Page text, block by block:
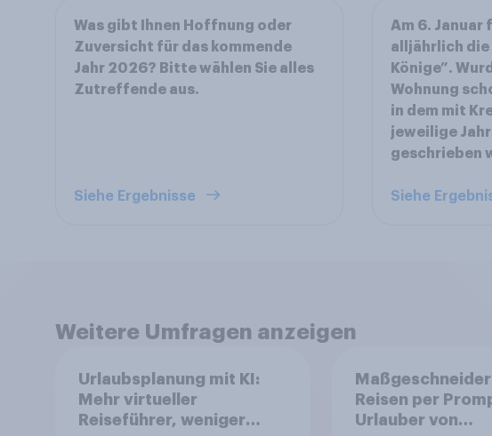
Was gibt Ihnen Hoffnung oder
Zuversicht für das kommende
Jahr 2026? Bitte wählen Sie alles
Zutreffende aus.
Siehe Ergebnisse
Am 6. Januar
alljährlich die
Könige”.
Wohnung
in dem mit
jeweilige
geschrieben
Siehe
Weitere Umfragen anzeigen
Urlaubsplanung mit KI:
Mehr virtueller
Reiseführer, weniger
Reisen per
Urlauber von